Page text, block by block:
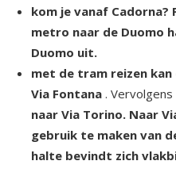
kom je vanaf Cadorna?
metro naar de Duomo
Duomo uit.
met de tram reizen kan
Via Fontana . Vervolgens
naar Via Torino. Naar
gebruik te maken van
halte bevindt zich